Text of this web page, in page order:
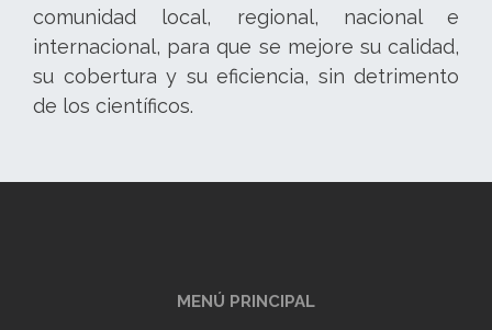
comunidad local, regional, nacional e
internacional, para que se mejore su calidad,
su cobertura y su eficiencia, sin detrimento
de los científicos.
MENÚ PRINCIPAL